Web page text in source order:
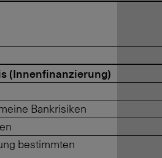
(Innenfinanzierung)
Bankrisiken
bestimmten